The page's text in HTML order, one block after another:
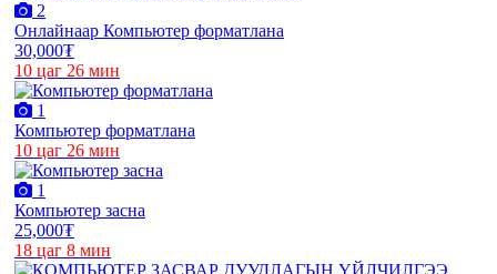
2
Онлайнаар Компьютер форматлана
30,000₮
10 цаг 26 мин
1
Компьютер форматлана
10 цаг 26 мин
1
Компьютер засна
25,000₮
18 цаг 8 мин